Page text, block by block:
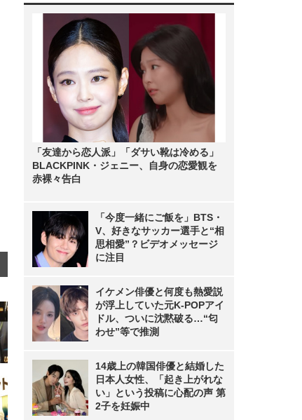
「友達から恋人派」「ダサい靴は冷める」
BLACKPINK・ジェニー、自身の恋愛観を
赤裸々告白
「今度一緒にご飯を」BTS・
V、好きなサッカー選手と“相
思相愛”？ビデオメッセージ
に注目
イケメン俳優と何度も熱愛説
が浮上していた元K-POPアイ
ドル、ついに沈黙破る…“匂
わせ”等で推測
14歳上の韓国俳優と結婚した
日本人女性、「起き上がれな
い」という投稿に心配の声 第
2子を妊娠中